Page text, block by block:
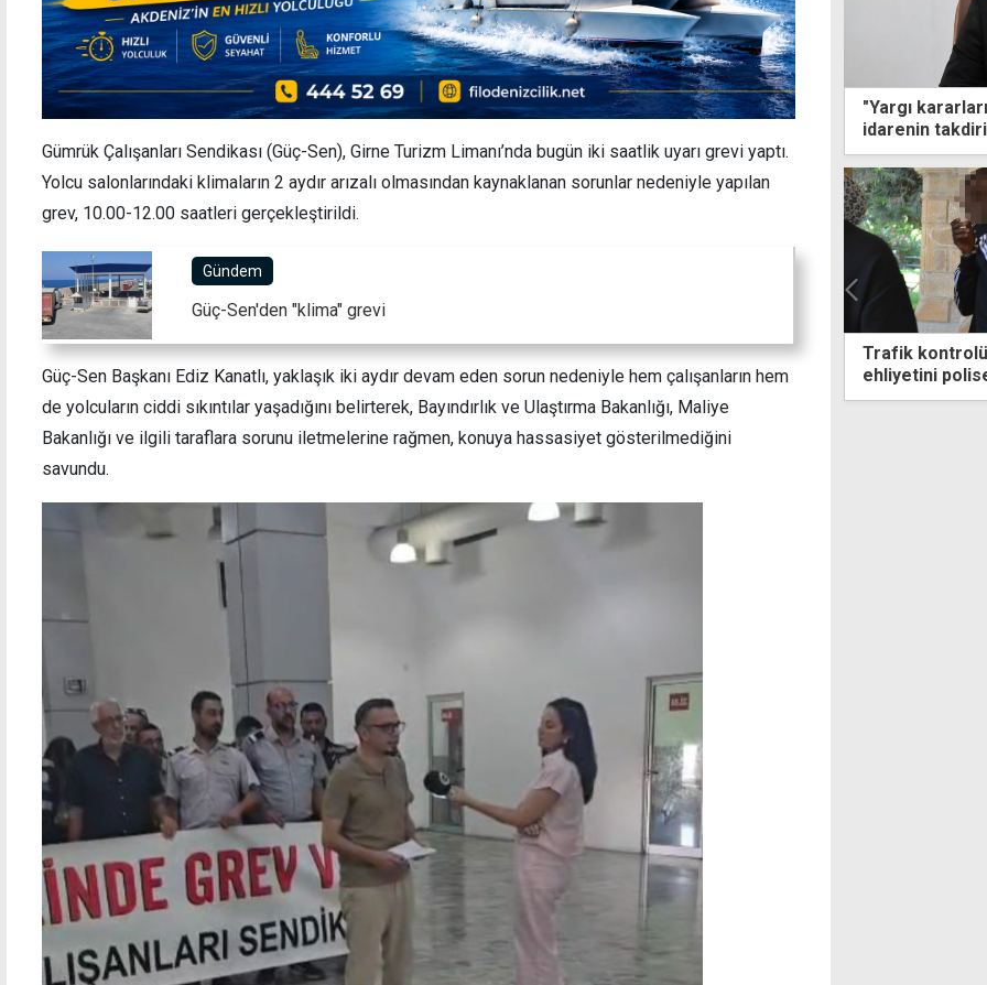
Gümrük Çalışanları Sendikası (Güç-Sen), Girne Turizm Limanı’nda bugün iki saatlik uyarı grevi yaptı.
Yolcu salonlarındaki klimaların 2 aydır arızalı olmasından kaynaklanan sorunlar nedeniyle yapılan
grev, 10.00-12.00 saatleri gerçekleştirildi.
Gündem
Güç-Sen'den "klima" grevi
Güç-Sen Başkanı Ediz Kanatlı, yaklaşık iki aydır devam eden sorun nedeniyle hem çalışanların hem
de yolcuların ciddi sıkıntılar yaşadığını belirterek, Bayındırlık ve Ulaştırma Bakanlığı, Maliye
Bakanlığı ve ilgili taraflara sorunu iletmelerine rağmen, konuya hassasiyet gösterilmediğini
savundu.
"Yargı
idarenin
edilemez"
Gözler Guterres'te: Kıbrıs temaslarının
sonucu bugün açıklanacak
Trafik kontrolünde vefat eden abisinin
ehliyetini polise verdi, ceza ödemeye
gidince tutuklandı
fenalaştı!